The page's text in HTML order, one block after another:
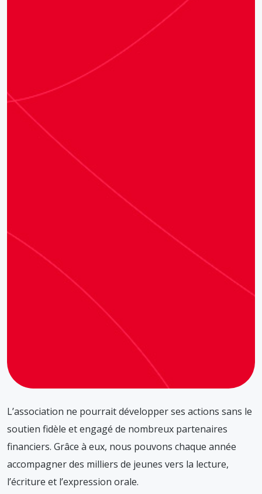
L’association ne pourrait développer ses actions sans le
soutien fidèle et engagé de nombreux partenaires
financiers. Grâce à eux, nous pouvons chaque année
accompagner des milliers de jeunes vers la lecture,
l’écriture et l’expression orale.